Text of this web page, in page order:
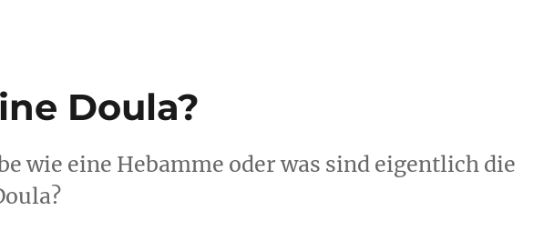
Doula?
wie eine Hebamme oder was sind eigentlich die